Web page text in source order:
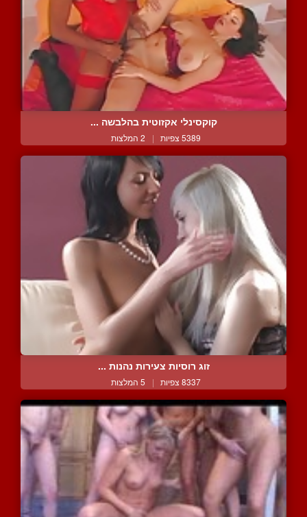
קוקסינלי אקזוטית בהלבשה ...
5389 צפיות | 2 המלצות
זוג רוסיות צעירות נהנות ...
8337 צפיות | 5 המלצות